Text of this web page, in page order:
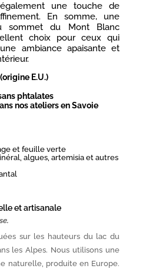
une touche de
En somme, une
sommet du Mont Blanc
choix pour ceux qui
ambiance apaisante et
E.U.)
phtalates
nos ateliers en Savoie
et feuille verte
algues, artemisia et autres
et artisanale
sur les hauteurs du lac du
les Alpes. Nous utilisons une
naturelle, produite en Europe.